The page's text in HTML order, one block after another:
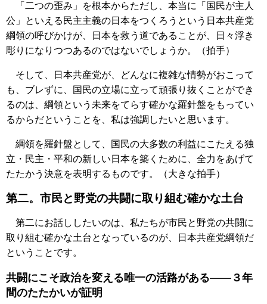
「二つの歪み」を根本からただし、本当に「国民が主人
公」といえる民主主義の日本をつくろうという日本共産党
綱領の呼びかけが、日本を救う道であることが、日々浮き
彫りになりつつあるのではないでしょうか。（拍手）
そして、日本共産党が、どんなに複雑な情勢がおこって
も、ブレずに、国民の立場に立って頑張り抜くことができ
るのは、綱領という未来をてらす確かな羅針盤をもってい
るからだということを、私は強調したいと思います。
綱領を羅針盤として、国民の大多数の利益にこたえる独
立・民主・平和の新しい日本を築くために、全力をあげて
たたかう決意を表明するものです。（大きな拍手）
第二。市民と野党の共闘に取り組む確かな土台
第二にお話ししたいのは、私たちが市民と野党の共闘に
取り組む確かな土台となっているのが、日本共産党綱領だ
ということです。
共闘にこそ政治を変える唯一の活路がある――３年
間のたたかいが証明